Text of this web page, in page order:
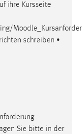
ihre Kursseite
Moodle
schreiben •
Sie bitte in der
anonym.
wie